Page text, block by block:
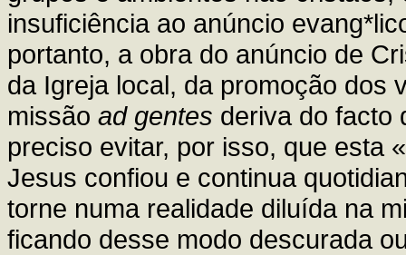
insuficiência ao anúncio
portanto, a obra do anúncio de
da Igreja local, da promoção dos
missão ad gentes deriva do facto
preciso evitar, por isso, que esta
Jesus confiou e continua
torne numa realidade diluída na
ficando desse modo descurada